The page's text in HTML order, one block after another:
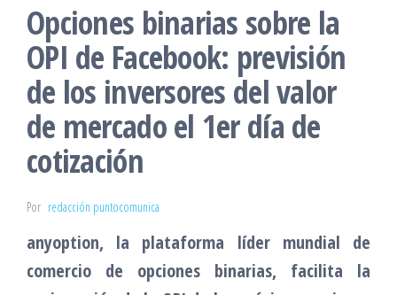
Opciones binarias sobre la
OPI de Facebook: previsión
de los inversores del valor
de mercado el 1er día de
cotización
Por redacción puntocomunica
anyoption, la plataforma líder mundial de
comercio de opciones binarias, facilita la